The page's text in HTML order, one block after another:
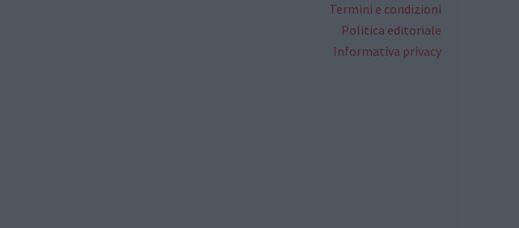
Termini e condizioni
Politica editoriale
Informativa privacy